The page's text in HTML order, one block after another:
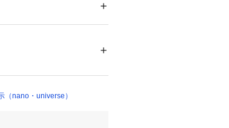
。ウエストはフィット、
なＬ.ブルーの色味が、き
アイテムです。
ズのワイドストレート
品質表示タグをご覧くださ
）
（nano・universe）